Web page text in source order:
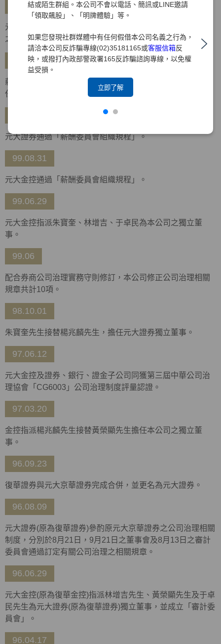
結或陌生群組。本公司不會以電話、簡訊或LINE邀請
「領取飆股」、「明牌體驗」等。
如果您發現社群媒體中有任何假借本公司名義之行為，
請洽本公司反詐騙專線(02)35181165或客服信箱反
映，或撥打內政部警政署165反詐騙諮詢專線，以免權
益受損。
立即了解
99.10.26
元大金控通過「企業社會責任實務守則」，金控及所屬集團
之企業均適用。
99.10.14
薪酬委員會召開第一次會議，由于卓民、朱寶奎、林增吉擔
任委員，並推選于卓民獨立董事擔任召集人。
元大證券通過「薪酬委員會組織規程」。
99.08.31
元大金控通過「薪酬委員會組織規程」。
99.06.29
元大金控指派朱寶奎、林增吉、于卓民為本公司之獨立董
事。
99.06
配合券商公司治理實務守則修訂，本公司修正公司治理相關
規章共計10項。
98.10.01
朱寶奎先生接替楊兆麟先生，擔任元大證券獨立董事。
97.06.12
元大金控及證券、銀行、證金子公司同獲第三屆中華公司治
理協會「CG6003」公司治理制度評量認證。
97.03.20
金控指派楊兆麟先生接替黃榮顯先生擔任本公司之獨立董
事。
96.09.23
復華證券與元大京華證券完成合併，並更名為元大證券。
96.08.09
元大證券(原為復華證券)參酌原元大京華證券之公司治理相關
制度，分別於8月21日，9月21日之董事會及8月13日之審計
委員會通過訂定有關公司治理之相關規章。
96.06.29
元大金控(原為復華金控)指派林增吉先生、黃榮顯先生及于卓
民先生為元大證券(原為復華證券)獨立董事，並成立「審計委
員會」。
96.04.17